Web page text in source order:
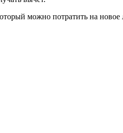
можно потратить на новое